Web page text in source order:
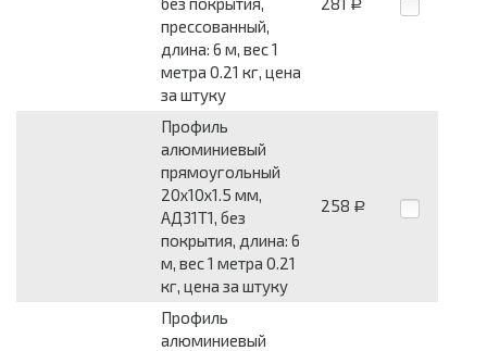
прессованный,
длина: 6 м, вес 1
метра 0.21 кг, цена
за штуку
Р
Профиль
алюминиевый
прямоугольный
20x10x1.5 мм,
АД31Т1, без
покрытия, длина: 6
м, вес 1 метра 0.21
кг, цена за штуку
258 Р
Профиль
алюминиевый